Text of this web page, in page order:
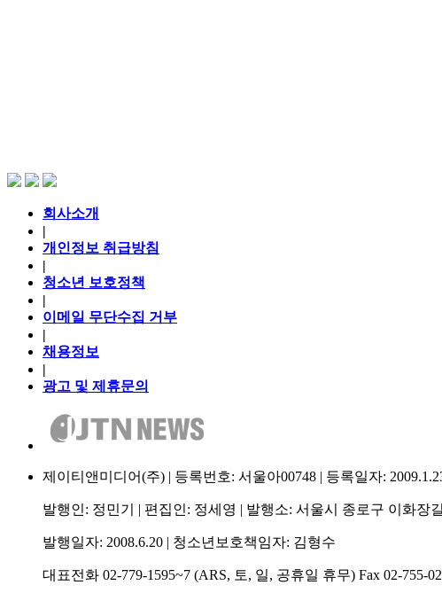
회사소개
|
개인정보 취급방침
|
청소년 보호정책
|
이메일 무단수집 거부
|
채용정보
|
광고 및 제휴문의
제이티앤미디어(주) | 등록번호: 서울아00748 | 등록일자:
발행인: 정민기 | 편집인: 정세영 | 발행소: 서울시 종로구 이화장
발행일자: 2008.6.20 | 청소년보호책임자: 김형수
대표전화 02-779-1595~7 (ARS, 토, 일, 공휴일 휴무) Fax 02-755-